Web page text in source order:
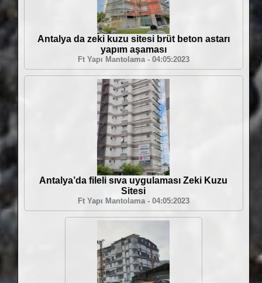
Antalya da zeki kuzu sitesi brüt beton astarı
yapım aşaması
Ft Yapı Mantolama - 04:05:2023
Antalya’da fileli sıva uygulaması Zeki Kuzu
Sitesi
Ft Yapı Mantolama - 04:05:2023